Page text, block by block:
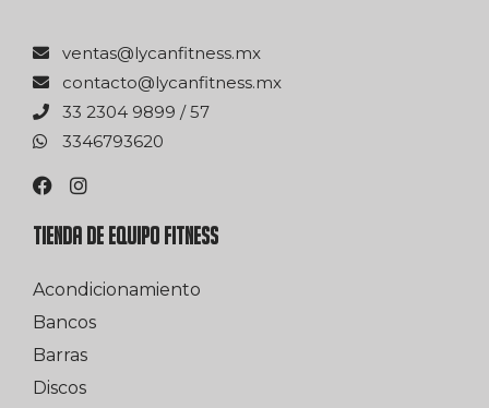
xm.ssentifnacyl@satnev
xm.ssentifnacyl@otcatnoc
75 / 9989 4032 33
0263976433
TIENDA DE EQUIPO FITNESS
Acondicionamiento
Bancos
Barras
Discos